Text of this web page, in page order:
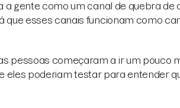
gente como um canal de quebra de
esses canais funcionam como
pessoas começaram a ir um pouco
eles poderiam testar para entender